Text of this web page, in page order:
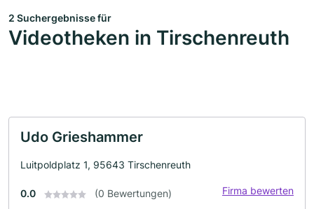
2 Suchergebnisse für
Videotheken in Tirschenreuth
Udo Grieshammer
Luitpoldplatz 1, 95643 Tirschenreuth
0.0 (0 Bewertungen) Firma bewerten